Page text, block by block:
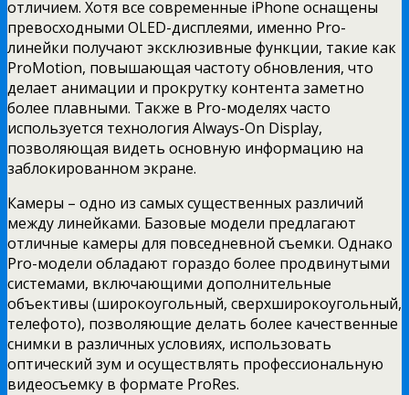
отличием. Хотя все современные iPhone оснащены
превосходными OLED-дисплеями, именно Pro-
линейки получают эксклюзивные функции, такие как
ProMotion, повышающая частоту обновления, что
делает анимации и прокрутку контента заметно
более плавными. Также в Pro-моделях часто
используется технология Always-On Display,
позволяющая видеть основную информацию на
заблокированном экране.
Камеры – одно из самых существенных различий
между линейками. Базовые модели предлагают
отличные камеры для повседневной съемки. Однако
Pro-модели обладают гораздо более продвинутыми
системами, включающими дополнительные
объективы (широкоугольный, сверхширокоугольный,
телефото), позволяющие делать более качественные
снимки в различных условиях, использовать
оптический зум и осуществлять профессиональную
видеосъемку в формате ProRes.